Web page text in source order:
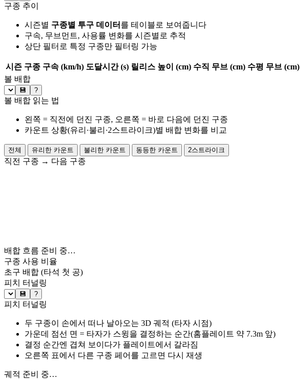
구종 추이
시즌별 구종별 투구 데이터 를 테이블로 보여줍니다
구속, 무브먼트, 사용률 변화를 시즌별로 추적
상단 필터로 특정 구종만 필터링 가능
시즌 구종 구속 (km/h) 도달시간 (s) 릴리스 높이 (cm) 수직 무브 (cm) 수평 무브 (cm)
볼 배합
💾 ?
볼 배합 읽는 법
왼쪽 = 직전에 던진 구종, 오른쪽 = 바로 다음에 던진 구종
카운트 상황(유리·불리·2스트라이크)별 배합 변화를 비교
전체 유리한 카운트 불리한 카운트 동등한 카운트 2스트라이크
직전 구종 → 다음 구종
배합 흐름 준비 중…
구종 사용 비율
초구 배합 (타석 첫 공)
피치 터널링
💾 ?
피치 터널링
두 구종이 손에서 떠나 날아오는 3D 궤적 (타자 시점)
가운데 점선 면 = 타자가 스윙을 결정하는 순간(홈플레이트 약 7.3m 앞)
결정 순간엔 겹쳐 보이다가 플레이트에서 갈라짐
오른쪽 표에서 다른 구종 페어를 고르면 다시 재생
궤적 준비 중…